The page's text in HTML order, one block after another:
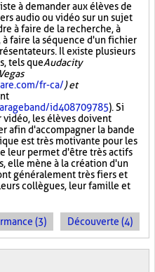
à demander aux élèves de
audio ou vidéo sur un sujet
à faire de la recherche, à
faire la séquence d'un fichier
Il existe plusieurs
tels queAudacity
fr-ca/) et
id408709785). Si
les élèves doivent
afin d'accompagner la bande
est très motivante pour les
leur permet d'être très actifs
elle mène à la création d'un
généralement très fiers et
collègues, leur famille et
(3) Découverte (4)